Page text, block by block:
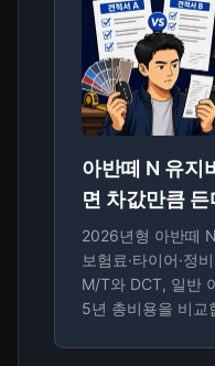
아반떼 N 유지
면 차값만큼
2026년형 아반떼
보험료·타이어·정
M/T와 DCT, 일반
5년 총비용을 비교